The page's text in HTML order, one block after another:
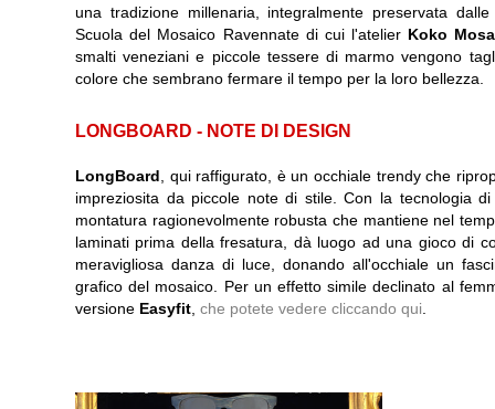
una tradizione millenaria, integralmente preservata
Scuola del Mosaico Ravennate di cui l'atelier Koko
smalti veneziani e piccole tessere di marmo vengono
colore che sembrano fermare il tempo per la loro bellezza.
LONGBOARD - NOTE DI DESIGN
LongBoard , qui raffigurato, è un occhiale trendy che
impreziosita da piccole note di stile. Con la tecnologia
montatura ragionevolmente robusta che mantiene nel
laminati prima della fresatura, dà luogo ad una gioco di
meravigliosa danza di luce, donando all'occhiale un
grafico del mosaico. Per un effetto simile declinato al
versione Easyfit che potete vedere cliccando qui